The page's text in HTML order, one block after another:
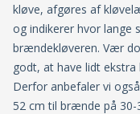
kløve, afgøres af
og indikerer hvor lange
brændekløveren. Vær
godt, at have lidt
Derfor anbefaler vi
52 cm til brænde på 30-